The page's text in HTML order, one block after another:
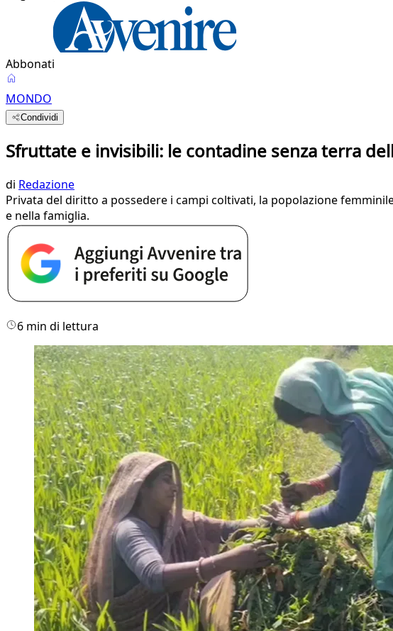
Abbonati
MONDO
Condividi
Sfruttate e invisibili: le contadine senza terra
di Redazione
Privata del diritto a possedere i campi coltivati, la popolazione
e nella famiglia.
6 min di lettura